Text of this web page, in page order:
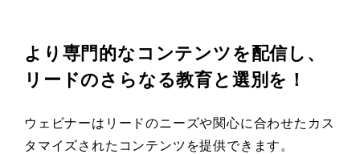
より専門的なコンテンツを配信し、
リードのさらなる教育と選別を！
ウェビナーはリードのニーズや関心に合わせたカス
タマイズされたコンテンツを提供できます。